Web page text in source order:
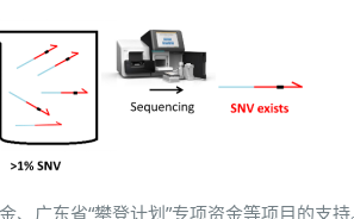
广东省“攀登计划”专项资金等项目的支持